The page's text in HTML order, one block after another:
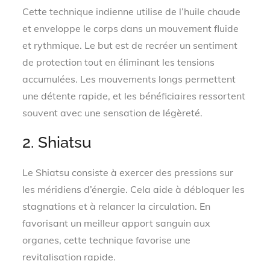
Cette technique indienne utilise de l’huile chaude
et enveloppe le corps dans un mouvement fluide
et rythmique. Le but est de recréer un sentiment
de protection tout en éliminant les tensions
accumulées. Les mouvements longs permettent
une détente rapide, et les bénéficiaires ressortent
souvent avec une sensation de légèreté.
2. Shiatsu
Le Shiatsu consiste à exercer des pressions sur
les méridiens d’énergie. Cela aide à débloquer les
stagnations et à relancer la circulation. En
favorisant un meilleur apport sanguin aux
organes, cette technique favorise une
revitalisation rapide.